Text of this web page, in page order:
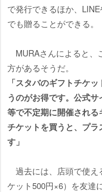
で発行できるほか、
でも贈ることができる。
MURAさんによると、
方があるそうだ。
「スタバのギフトチケ
うのがお得です。公式
等で不定期に開催され
チケットを買うと、プ
す」
過去には、店頭で使え
ケット500円×6）を友達